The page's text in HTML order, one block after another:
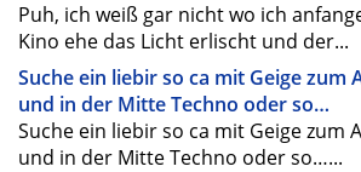
Puh, ich weiß gar nicht wo ich
Kino ehe das Licht erlischt und der...
Suche ein liebir so ca mit Geige zum
und in der Mitte Techno oder so…
Suche ein liebir so ca mit Geige zum
und in der Mitte Techno oder so…...